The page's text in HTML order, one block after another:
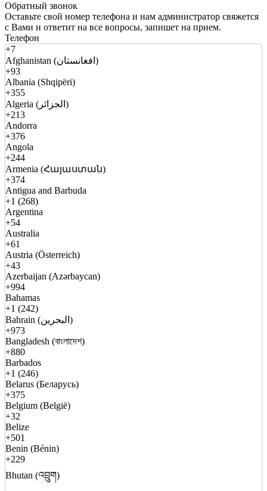
Обратный звонок
Оставьте свой номер телефона и нам администратор свяжется
с Вами и ответит на все вопросы, запишет на прием.
Телефон
+7
Afghanistan (افغانستان)
+93
Albania (Shqipëri)
+355
Algeria (الجزائر)
+213
Andorra
+376
Angola
+244
Armenia (Հայաստան)
+374
Antigua and Barbuda
+1 (268)
Argentina
+54
Australia
+61
Austria (Österreich)
+43
Azerbaijan (Azərbaycan)
+994
Bahamas
+1 (242)
Bahrain (البحرين)
+973
Bangladesh (বাংলাদেশ)
+880
Barbados
+1 (246)
Belarus (Беларусь)
+375
Belgium (België)
+32
Belize
+501
Benin (Bénin)
+229
Bhutan (འབྲུག)